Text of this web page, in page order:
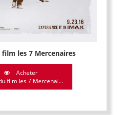
les 7 Mercenaires
Acheter
film les 7 Mercenai...